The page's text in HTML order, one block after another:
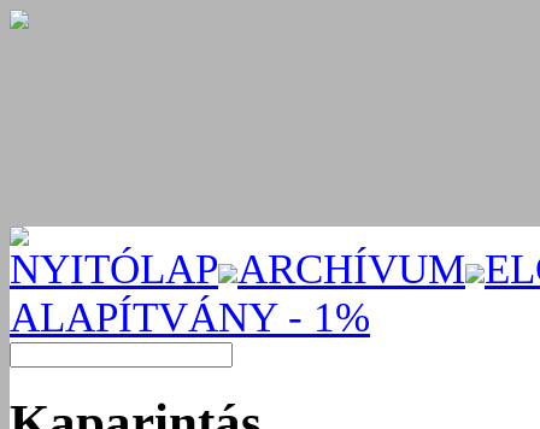
NYITÓLAP ARCHÍVUM
ALAPÍTVÁNY - 1%